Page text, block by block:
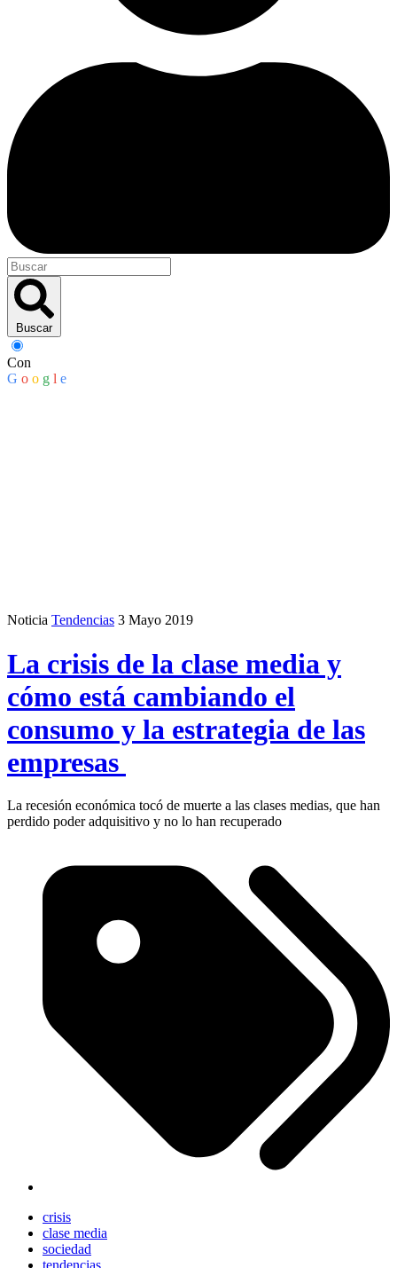
Buscar
Con
G o o g l e
Noticia Tendencias 3 Mayo 2019
La crisis de la clase media y
cómo está cambiando el
consumo y la estrategia de las
empresas
La recesión económica tocó de muerte a las clases medias, que han
perdido poder adquisitivo y no lo han recuperado
crisis
clase media
sociedad
tendencias